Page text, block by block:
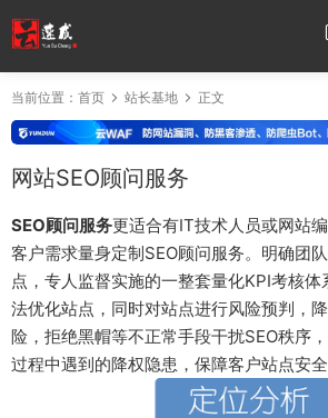
当前位置： 首页 站长基地 正文
网站SEO顾问服务
SEO顾问服务更适合有IT技术人员或网站
客户需求量身定制SEO顾问服务。明确团
点，专人监督实施的一整套量化KPI考核
法优化站点，同时对站点进行风险预判，
险，拒绝黑帽等不正常手段干扰SEO秩序
过程中遇到的降权隐患，保障客户站点安全